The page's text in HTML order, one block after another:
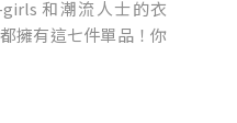
和潮流人士的衣
擁有這七件單品！你